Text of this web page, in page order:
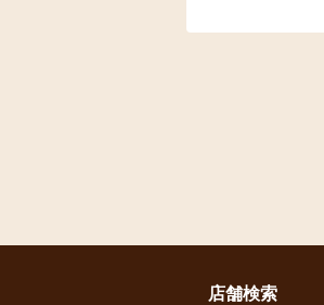
店舗検索